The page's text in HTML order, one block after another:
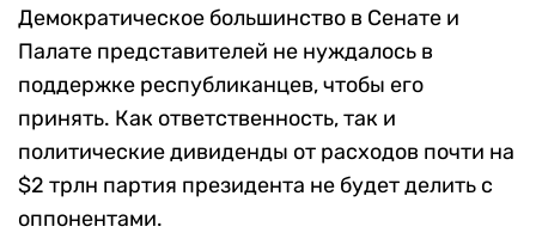
Демократическое большинство в Сенате и
Палате представителей не нуждалось в
поддержке республиканцев, чтобы его
принять. Как ответственность, так и
политические дивиденды от расходов почти на
$2 трлн партия президента не будет делить с
оппонентами.